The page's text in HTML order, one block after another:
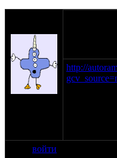
http://
войти